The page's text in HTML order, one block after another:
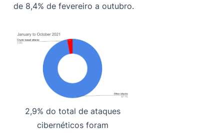
de 8,4% de fevereiro a outubro.
2,9% do total de ataques
cibernéticos foram